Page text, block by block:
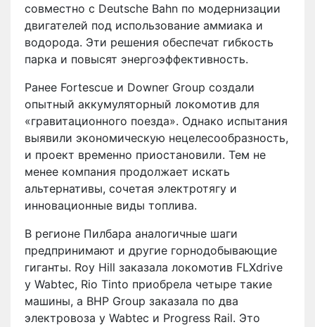
совместно с Deutsche Bahn по модернизации
двигателей под использование аммиака и
водорода. Эти решения обеспечат гибкость
парка и повысят энергоэффективность.
Ранее Fortescue и Downer Group создали
опытный аккумуляторный локомотив для
«гравитационного поезда». Однако испытания
выявили экономическую нецелесообразность,
и проект временно приостановили. Тем не
менее компания продолжает искать
альтернативы, сочетая электротягу и
инновационные виды топлива.
В регионе Пилбара аналогичные шаги
предпринимают и другие горнодобывающие
гиганты. Roy Hill заказала локомотив FLXdrive
у Wabtec, Rio Tinto приобрела четыре такие
машины, а BHP Group заказала по два
электровоза у Wabtec и Progress Rail. Это